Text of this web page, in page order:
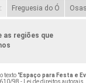
Freguesia do Ó
as regiões que
texto "Espaço para Festa e
98 - Lei de direitos autorais